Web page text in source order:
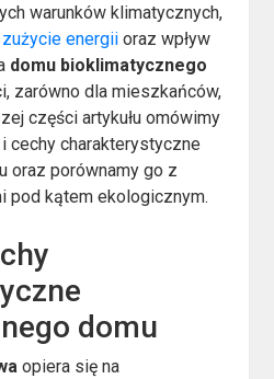
warunków klimatycznych,
energii oraz wpływ
domu bioklimatycznego
zarówno dla mieszkańców,
części artykułu omówimy
cechy charakterystyczne
oraz porównamy go z
pod kątem ekologicznym.
domu
opiera się na